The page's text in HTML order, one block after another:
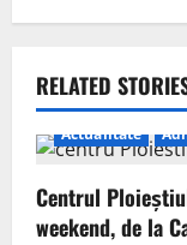
RELATED
Actualitate
Centrul
weekend, de la